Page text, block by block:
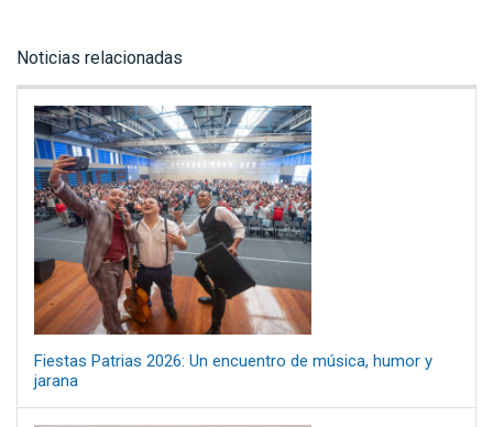
Noticias relacionadas
Fiestas Patrias 2026: Un encuentro de música, humor y
jarana